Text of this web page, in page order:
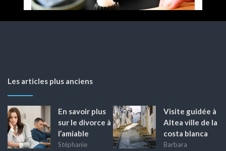
Les articles plus anciens
En savoir plus
sur le divorce à
l’amiable
Stéphanie
Visite guidée à
Altea ville de la
costa blanca
Barbara